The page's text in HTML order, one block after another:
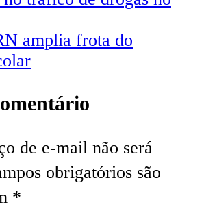
amplia frota do
de e-mail não será
obrigatórios são
*